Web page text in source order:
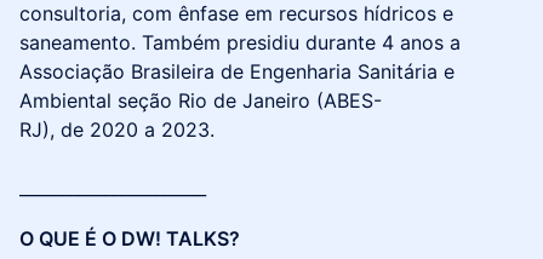
consultoria, com ênfase em recursos hídricos e
saneamento. Também presidiu durante 4 anos a
Associação Brasileira de Engenharia Sanitária e
Ambiental seção Rio de Janeiro (ABES-
RJ), de 2020 a 2023.
​​​O QUE É O DW! TALKS?